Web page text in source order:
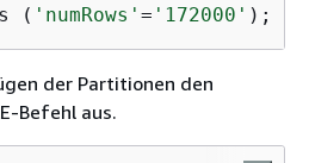
( 'numRows' = '172000' );
der Partitionen den
Befehl aus.